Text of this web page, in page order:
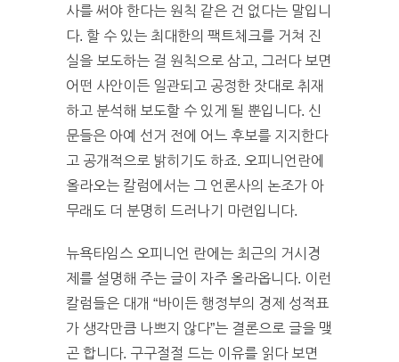
사를 써야 한다는 원칙 같은 건 없다는 말입니
다. 할 수 있는 최대한의 팩트체크를 거쳐 진
실을 보도하는 걸 원칙으로 삼고, 그러다 보면
어떤 사안이든 일관되고 공정한 잣대로 취재
하고 분석해 보도할 수 있게 될 뿐입니다. 신
문들은 아예 선거 전에 어느 후보를 지지한다
고 공개적으로 밝히기도 하죠. 오피니언란에
올라오는 칼럼에서는 그 언론사의 논조가 아
무래도 더 분명히 드러나기 마련입니다.
뉴욕타임스 오피니언 란에는 최근의 거시경
제를 설명해 주는 글이 자주 올라옵니다. 이런
칼럼들은 대개 “바이든 행정부의 경제 성적표
가 생각만큼 나쁘지 않다”는 결론으로 글을 맺
곤 합니다. 구구절절 드는 이유를 읽다 보면